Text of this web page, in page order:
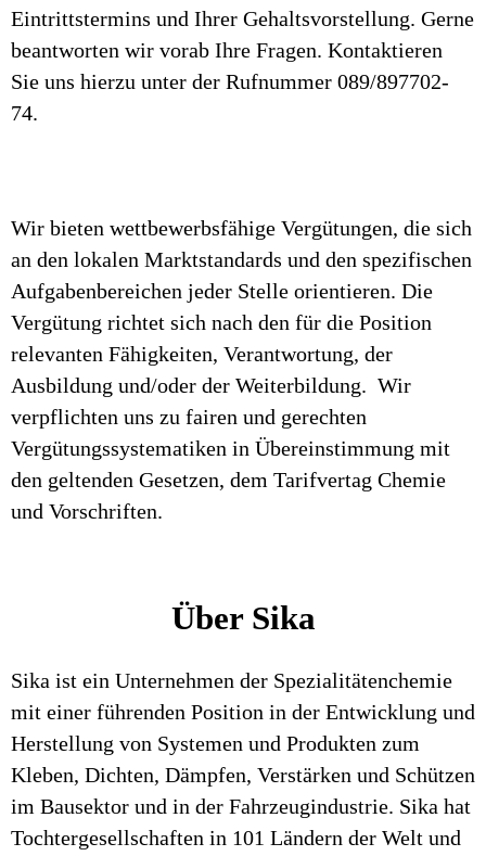
Eintrittstermins und Ihrer Gehaltsvorstellung. Gerne
beantworten wir vorab Ihre Fragen. Kontaktieren
Sie uns hierzu unter der Rufnummer 089/897702-
74.
Wir bieten wettbewerbsfähige Vergütungen, die sich
an den lokalen Marktstandards und den spezifischen
Aufgabenbereichen jeder Stelle orientieren. Die
Vergütung richtet sich nach den für die Position
relevanten Fähigkeiten, Verantwortung, der
Ausbildung und/oder der Weiterbildung. Wir
verpflichten uns zu fairen und gerechten
Vergütungssystematiken in Übereinstimmung mit
den geltenden Gesetzen, dem Tarifvertag Chemie
und Vorschriften.
Über Sika
Sika ist ein Unternehmen der Spezialitätenchemie
mit einer führenden Position in der Entwicklung und
Herstellung von Systemen und Produkten zum
Kleben, Dichten, Dämpfen, Verstärken und Schützen
im Bausektor und in der Fahrzeugindustrie. Sika hat
Tochtergesellschaften in 101 Ländern der Welt und